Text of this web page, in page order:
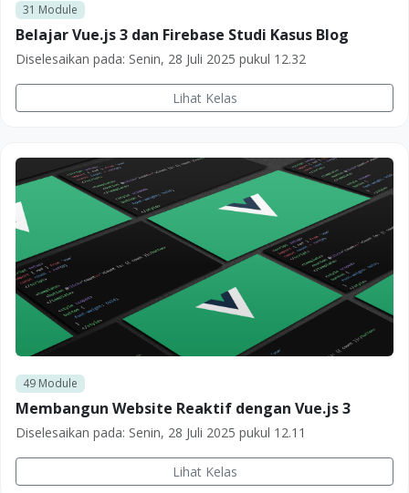
31 Module
Belajar Vue.js 3 dan Firebase Studi Kasus Blog
Diselesaikan pada: Senin, 28 Juli 2025 pukul 12.32
Lihat Kelas
49Module
Membangun Website Reaktif dengan Vue.js 3
Diselesaikan pada: Senin, 28 Juli 2025 pukul 12.11
Lihat Kelas